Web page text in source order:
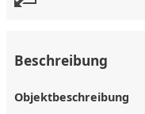
Beschreibung
Objektbeschreibung